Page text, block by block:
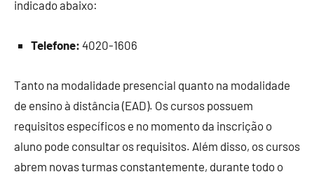
indicado abaixo:
Telefone: 4020-1606
Tanto na modalidade presencial quanto na modalidade
de ensino à distância (EAD). Os cursos possuem
requisitos específicos e no momento da inscrição o
aluno pode consultar os requisitos. Além disso, os cursos
abrem novas turmas constantemente, durante todo o